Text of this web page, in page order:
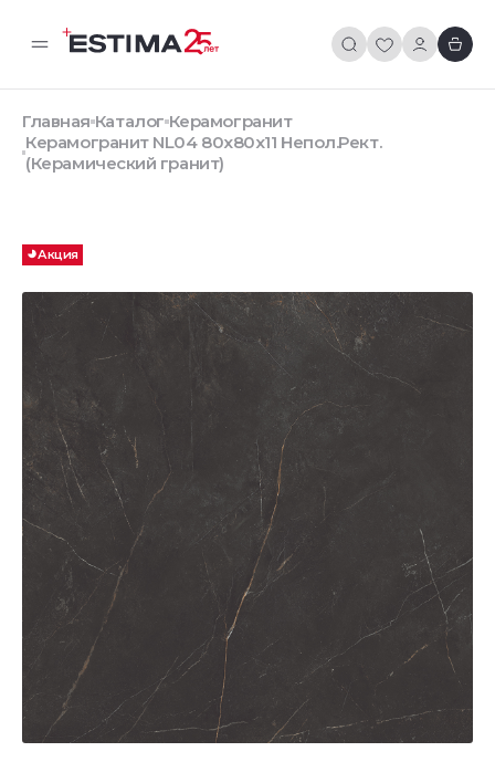
Главная Каталог Керамогранит
Керамогранит NL04 80x80x11 Непол.Рект.
(Керамический гранит)
Акция